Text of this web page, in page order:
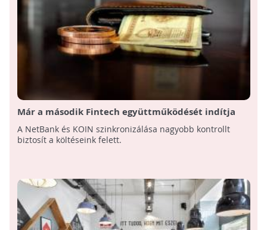
Már a második Fintech együttműködését indítja
útjára a MagNet
A NetBank és KOIN szinkronizálása nagyobb kontrollt
biztosít a költéseink felett.